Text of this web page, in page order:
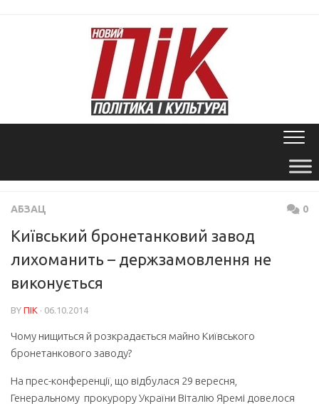
АБЗАЦ 0
Київський бронетанковий завод
лихоманить – держзамовлення не
виконується
BY ПІК · 06.10.2014
Чому нищиться й розкрадається майно Київського
бронетанкового заводу?
На прес-конференції, що відбулася 29 вересня,
Генеральному прокурору України Віталію Яремі довелося